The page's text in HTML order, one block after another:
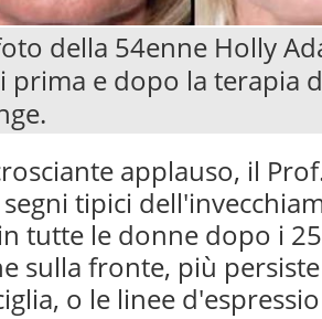
della 54enne Holly
prima e dopo la terapia
applauso, il
tipici
tutte le donne dopo i
sulla fronte, più
o le linee